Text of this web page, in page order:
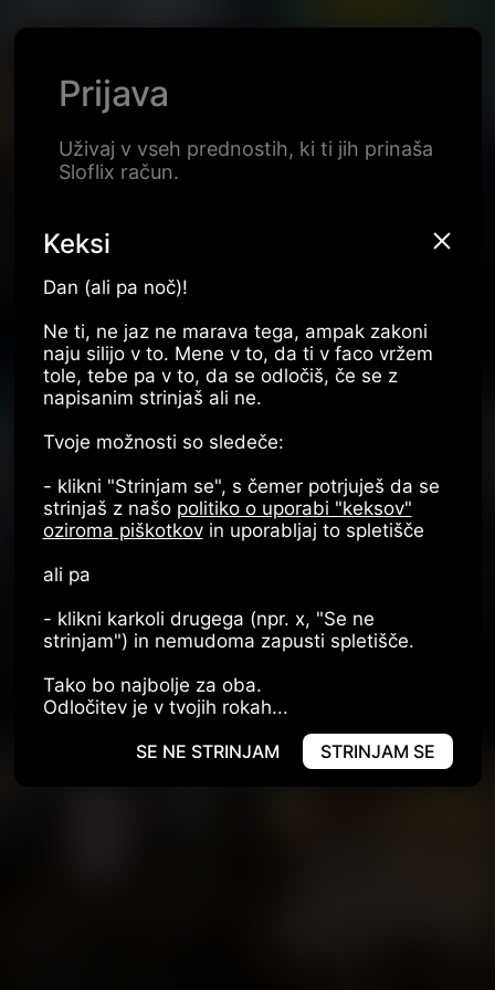
Prijava
Uživaj v vseh prednostih, ki ti jih prinaša
Sloflix račun.
REGISTRACIJA PRIJAVA
Keksi
Dan (ali pa noč)!
Ne ti, ne jaz ne marava tega, ampak zakoni
naju silijo v to. Mene v to, da ti v faco vržem
tole, tebe pa v to, da se odločiš, če se z
napisanim strinjaš ali ne.
Tvoje možnosti so sledeče:
- klikni "Strinjam se", s čemer potrjuješ da se
strinjaš z našo politiko o uporabi "keksov"
oziroma piškotkovin uporabljaj to spletišče
ali pa
- klikni karkoli drugega (npr. x, "Se ne
strinjam") in nemudoma zapusti spletišče.
Tako bo najbolje za oba.
Odločitev je v tvojih rokah...
SE NE STRINJAM
STRINJAM SE